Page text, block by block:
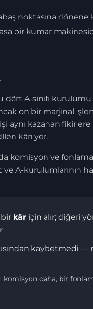
noktasına
bir kumar
dört A-sınıfı
on bir marjinal
aynı kazanan
kârı yer.
komisyon ve
A-kurulumlarının
bir kâr için alır; diğeri
kaybetmedi
daha, bir